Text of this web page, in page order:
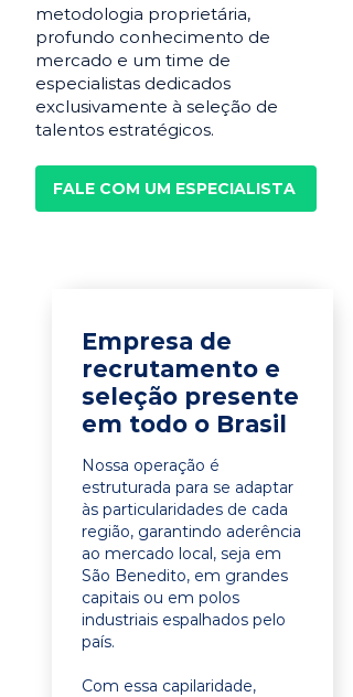
metodologia proprietária,
profundo conhecimento de
mercado e um time de
especialistas dedicados
exclusivamente à seleção de
talentos estratégicos.
FALE COM UM ESPECIALISTA
Empresa de
recrutamento e
seleção presente
em todo o Brasil
Nossa operação é
estruturada para se adaptar
às particularidades de cada
região, garantindo aderência
ao mercado local, seja em
São Benedito, em grandes
capitais ou em polos
industriais espalhados pelo
país.
Com essa capilaridade,